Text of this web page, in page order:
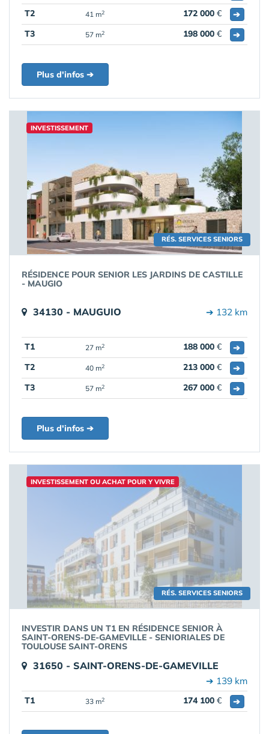
T2
41 m2 172 000 €
➔
T3
57 m2 198 000 € ➔
Plus d'infos ➔
RÉS. SERVICES SENIORS
INVESTISSEMENT
RÉSIDENCE POUR SENIOR LES JARDINS DE CASTILLE
- MAUGIO
34130 - MAUGUIO ➔ 132 km
T1 27 m2 188 000 €
➔
T2
40 m2 213 000 €
➔
T3
57 m2 267 000 € ➔
Plus d'infos ➔
RÉS. SERVICES SENIORS
INVESTISSEMENT OU ACHAT POUR Y VIVRE
INVESTIR DANS UN T1 EN RÉSIDENCE SENIOR À
SAINT-ORENS-DE-GAMEVILLE - SENIORIALES DE
TOULOUSE SAINT-ORENS
31650 - SAINT-ORENS-DE-GAMEVILLE
➔ 139 km
T1 33 m2 174 100 € ➔